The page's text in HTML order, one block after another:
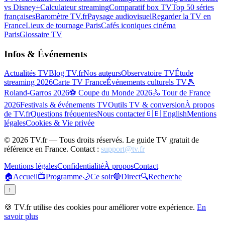
vs Disney+Calculateur streamingComparatif box TVTop 50 séries
françaisesBaromètre TV.frPaysage audiovisuelRegarder la TV en
FranceLieux de tournage ParisCafés iconiques cinéma
ParisGlossaire TV
Infos & Événements
Actualités TVBlog TV.frNos auteursObservatoire TVÉtude
streaming 2026Carte TV FranceÉvénements culturels TV🎾
Roland-Garros 2026⚽ Coupe du Monde 2026🚴 Tour de France
2026Festivals & événements TVOutils TV & conversionÀ propos
de TV.frQuestions fréquentesNous contacter🇬🇧 EnglishMentions
légalesCookies & Vie privée
© 2026 TV.fr — Tous droits réservés. Le guide TV gratuit de
référence en France. Contact : support@tv.fr
Mentions légalesConfidentialitéÀ proposContact
🏠Accueil📺Programme🌙Ce soir🔴Direct🔍Recherche
↑
🍪 TV.fr utilise des cookies pour améliorer votre expérience. En
savoir plus